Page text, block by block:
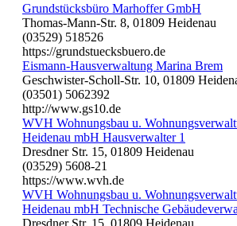
Grundstücksbüro Marhoffer GmbH
Thomas-Mann-Str. 8, 01809 Heidenau
(03529) 518526
https://grundstuecksbuero.de
Eismann-Hausverwaltung Marina Brem
Geschwister-Scholl-Str. 10, 01809
(03501) 5062392
http://www.gs10.de
WVH Wohnungsbau u.
Heidenau mbH Hausverwalter 1
Dresdner Str. 15, 01809 Heidenau
(03529) 5608-21
https://www.wvh.de
WVH Wohnungsbau u.
Heidenau mbH Technische
Dresdner Str. 15, 01809 Heidenau